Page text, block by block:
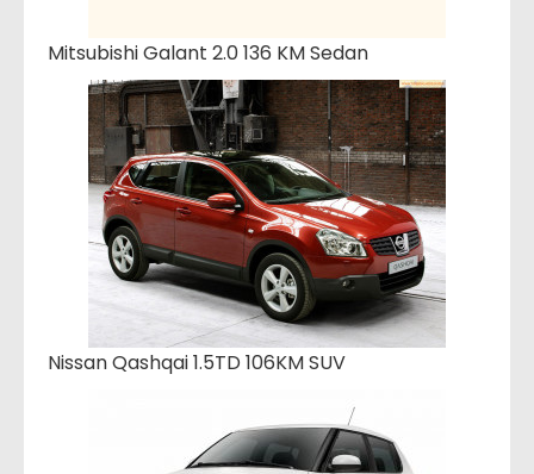
Mitsubishi Galant 2.0 136 KM Sedan
Nissan Qashqai 1.5TD 106KM SUV